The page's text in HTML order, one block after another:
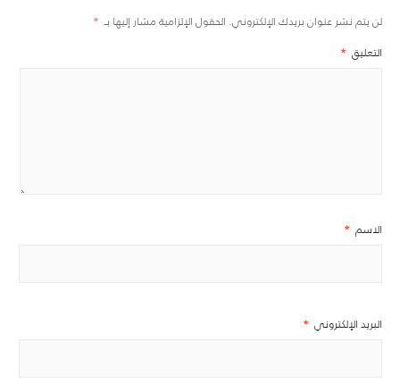
لن يتم نشر عنوان بريدك الإلكتروني. الحقول الإلزامية مشار إليها بـ *
التعليق *
الاسم *
البريد الإلكتروني *